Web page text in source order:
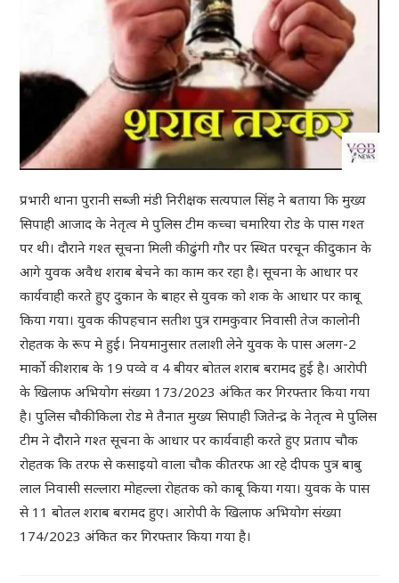
प्रभारी थाना पुरानी सब्जी मंडी निरीक्षक सत्यपाल सिंह ने बताया कि मुख्य
सिपाही आजाद के नेतृत्व मे पुलिस टीम कच्चा चमारिया रोड के पास गश्त
पर थी। दौराने गश्त सूचना मिली की ढुंगी गौर पर स्थित परचून की दुकान के
आगे युवक अवैध शराब बेचने का काम कर रहा है। सूचना के आधार पर
कार्यवाही करते हुए दुकान के बाहर से युवक को शक के आधार पर काबू
किया गया। युवक की पहचान सतीश पुत्र रामकुवार निवासी तेज कालोनी
रोहतक के रूप मे हुई। नियमानुसार तलाशी लेने युवक के पास अलग-2
मार्को की शराब के 19 पव्वे व 4 बीयर बोतल शराब बरामद हुई है। आरोपी
के खिलाफ अभियोग संख्या 173/2023 अंकित कर गिरफ्तार किया गया
है। पुलिस चौकी किला रोड मे तैनात मुख्य सिपाही जितेन्द्र के नेतृत्व मे पुलिस
टीम ने दौराने गश्त सूचना के आधार पर कार्यवाही करते हुए प्रताप चौक
रोहतक कि तरफ से कसाइयो वाला चौक की तरफ आ रहे दीपक पुत्र बाबु
लाल निवासी सल्लारा मोहल्ला रोहतक को काबू किया गया। युवक के पास
से 11 बोतल शराब बरामद हुए। आरोपी के खिलाफ अभियोग संख्या
174/2023 अंकित कर गिरफ्तार किया गया है।